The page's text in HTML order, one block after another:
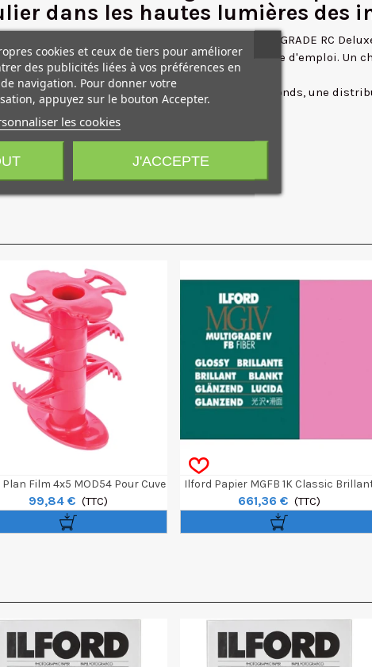
dans les hautes lumières des
restituer des noirs riches et profonds, MULTIGRADE RC
en font un papier tout à fait remarquable d'emploi. Un
que des noirs de meilleure qualité et plus profonds, une
Film 4x5 MOD54 Pour Cuve
Paterson
99,84 € (TTC)
Ilford Papier MGFB 1K Classic
Ton Neutre 50,8x61cm 50f
661,36 € (TTC)
cookies et ceux de tiers pour améliorer
des publicités liées à vos préférences en
navigation. Pour donner votre
appuyez sur le bouton Accepter.
les cookies
J'ACCEPTE